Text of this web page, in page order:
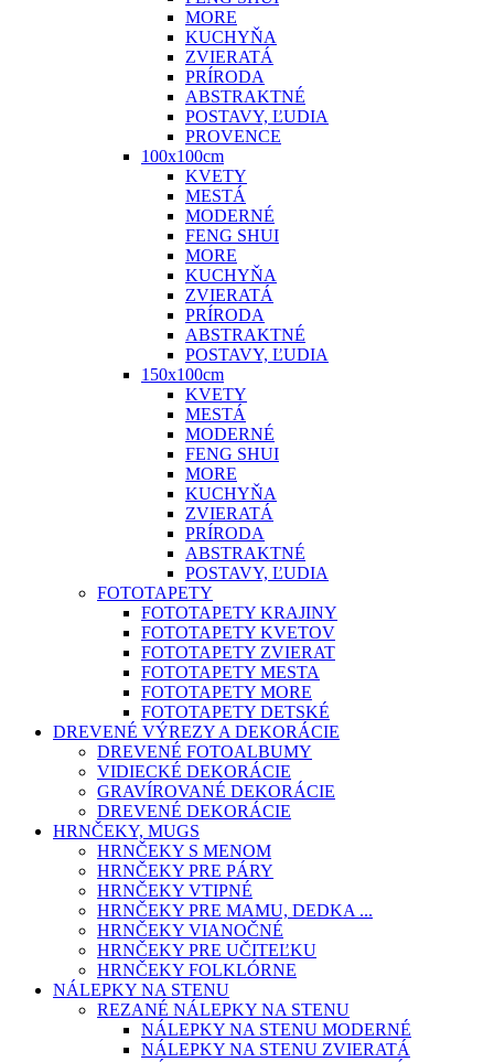
MORE
KUCHYŇA
ZVIERATÁ
PRÍRODA
ABSTRAKTNÉ
POSTAVY, ĽUDIA
PROVENCE
100x100cm
KVETY
MESTÁ
MODERNÉ
FENG SHUI
MORE
KUCHYŇA
ZVIERATÁ
PRÍRODA
ABSTRAKTNÉ
POSTAVY, ĽUDIA
150x100cm
KVETY
MESTÁ
MODERNÉ
FENG SHUI
MORE
KUCHYŇA
ZVIERATÁ
PRÍRODA
ABSTRAKTNÉ
POSTAVY, ĽUDIA
FOTOTAPETY
FOTOTAPETY KRAJINY
FOTOTAPETY KVETOV
FOTOTAPETY ZVIERAT
FOTOTAPETY MESTA
FOTOTAPETY MORE
FOTOTAPETY DETSKÉ
DREVENÉ VÝREZY A DEKORÁCIE
DREVENÉ FOTOALBUMY
VIDIECKÉ DEKORÁCIE
GRAVÍROVANÉ DEKORÁCIE
DREVENÉ DEKORÁCIE
HRNČEKY, MUGS
HRNČEKY S MENOM
HRNČEKY PRE PÁRY
HRNČEKY VTIPNÉ
HRNČEKY PRE MAMU, DEDKA ...
HRNČEKY VIANOČNÉ
HRNČEKY PRE UČITEĽKU
HRNČEKY FOLKLÓRNE
NÁLEPKY NA STENU
REZANÉ NÁLEPKY NA STENU
NÁLEPKY NA STENU MODERNÉ
NÁLEPKY NA STENU ZVIERATÁ